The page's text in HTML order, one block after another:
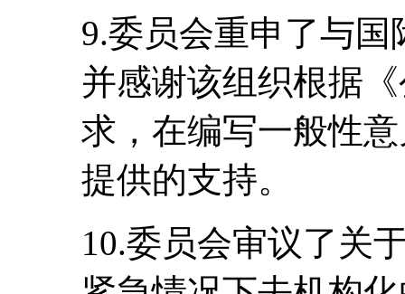
9.委员会重申了与
并感谢该组织根据
求，在编写一般性
提供的支持。
10.委员会审议了关